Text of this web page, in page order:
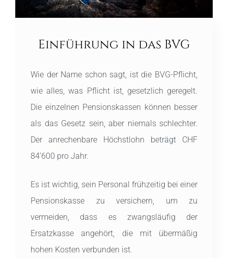
Einführung in das BVG
Wie der Name schon sagt, ist die BVG-Pflicht,
wie alles, was Pflicht ist, gesetzlich geregelt.
Die einzelnen Pensionskassen können besser
als das Gesetz sein, aber niemals schlechter.
Der anrechenbare Höchstlohn beträgt CHF
84’600 pro Jahr.
Es ist wichtig, sein Personal frühzeitig bei einer
Pensionskasse zu versichern, um zu
vermeiden, dass es zwangsläufig der
Ersatzkasse angehört, die mit übermäßig
hohen Kosten verbunden ist.